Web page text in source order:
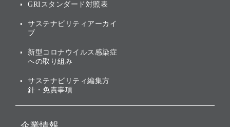
株主・投資家情報（IR）に
ガバナンス
投資先のサステナビリティ
GRIスタンダード対照表
サステナビリティアーカイ
ブ
新型コロナウイルス感染症
への取り組み
サステナビリティ編集方
針・免責事項